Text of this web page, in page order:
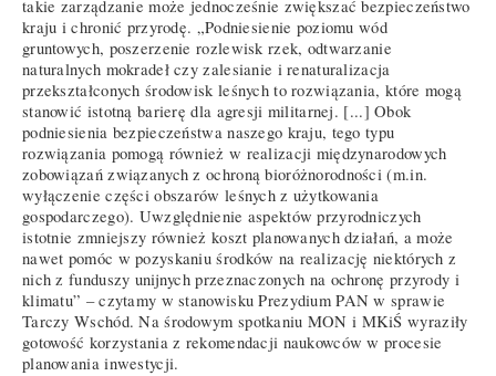
takie zarządzanie może jednocześnie zwiększać bezpieczeństwo
kraju i chronić przyrodę. „Podniesienie poziomu wód
gruntowych, poszerzenie rozlewisk rzek, odtwarzanie
naturalnych mokradeł czy zalesianie i renaturalizacja
przekształconych środowisk leśnych to rozwiązania, które mogą
stanowić istotną barierę dla agresji militarnej. [...] Obok
podniesienia bezpieczeństwa naszego kraju, tego typu
rozwiązania pomogą również w realizacji międzynarodowych
zobowiązań związanych z ochroną bioróżnorodności (m.in.
wyłączenie części obszarów leśnych z użytkowania
gospodarczego). Uwzględnienie aspektów przyrodniczych
istotnie zmniejszy również koszt planowanych działań, a może
nawet pomóc w pozyskaniu środków na realizację niektórych z
nich z funduszy unijnych przeznaczonych na ochronę przyrody i
klimatu” – czytamy w stanowisku Prezydium PAN w sprawie
Tarczy Wschód. Na środowym spotkaniu MON i MKiŚ wyraziły
gotowość korzystania z rekomendacji naukowców w procesie
planowania inwestycji.